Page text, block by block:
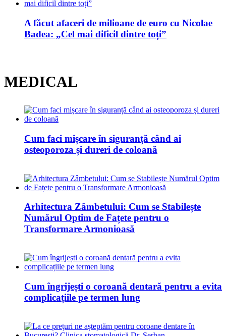
A făcut afaceri de milioane de euro cu Nicolae
Badea: „Cel mai dificil dintre toți”
MEDICAL
Cum faci mișcare în siguranță când ai
osteoporoza și dureri de coloană
Arhitectura Zâmbetului: Cum se Stabilește
Numărul Optim de Fațete pentru o
Transformare Armonioasă
Cum îngrijești o coroană dentară pentru a evita
complicațiile pe termen lung